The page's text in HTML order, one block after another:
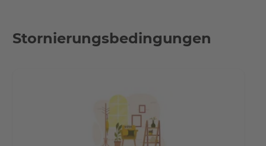
Stornierungsbedingungen